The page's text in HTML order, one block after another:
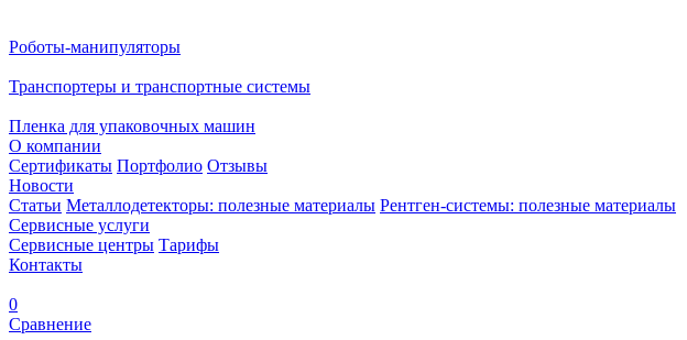
Роботы-манипуляторы
Транспортеры и транспортные системы
Пленка для упаковочных машин
О компании
Сертификаты Портфолио Отзывы
Новости
Статьи Металлодетекторы: полезные материалы Рентген-системы: полезные материалы
Сервисные услуги
Сервисные центры Тарифы
Контакты
0
Сравнение